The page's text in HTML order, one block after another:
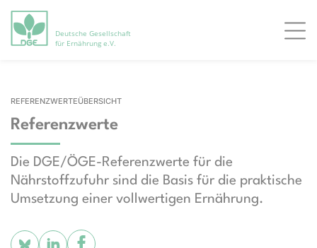
Deutsche Gesellschaft
für Ernährung e.V.
REFERENZWERTEÜBERSICHT
Referenzwerte
Die DGE/ÖGE-Referenzwerte für die
Nährstoffzufuhr sind die Basis für die praktische
Umsetzung einer vollwertigen Ernährung.